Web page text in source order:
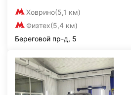
Ховрино(5,1 км)
Физтех(5,4 км)
Береговой пр-д, 5